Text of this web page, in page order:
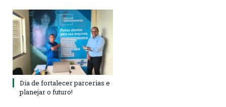
Dia de fortalecer parcerias e
planejar o futuro!